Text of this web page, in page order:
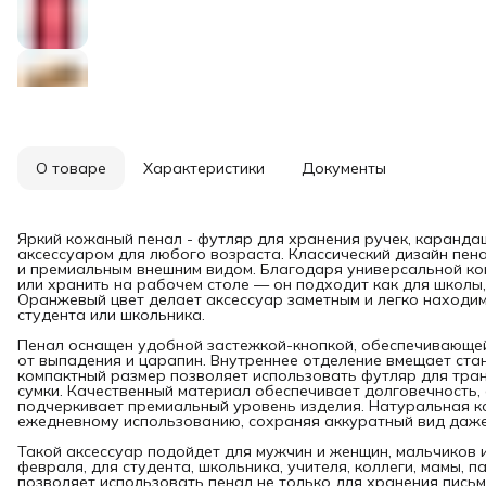
О товаре Характеристики Документы
Яркий кожаный пенал - футляр для хранения ручек,
аксессуаром для любого возраста. Классический дизайн
и премиальным внешним видом. Благодаря универсальной
или хранить на рабочем столе — он подходит как для
Оранжевый цвет делает аксессуар заметным и легко
студента или школьника.
Пенал оснащен удобной застежкой-кнопкой,
от выпадения и царапин. Внутреннее отделение вмещает
компактный размер позволяет использовать футляр для
сумки. Качественный материал обеспечивает
подчеркивает премиальный уровень изделия. Натуральная
ежедневному использованию, сохраняя аккуратный вид
Такой аксессуар подойдет для мужчин и женщин,
февраля, для студента, школьника, учителя, коллеги, мамы,
позволяет использовать пенал не только для хранения